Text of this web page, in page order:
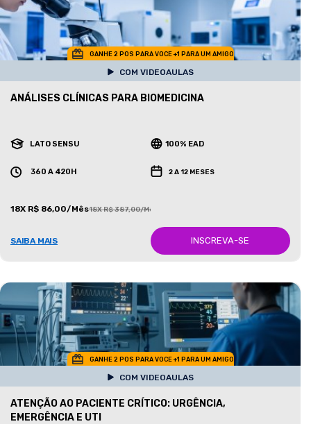
GANHE 2 POS PARA VOCE +1 PARA UM AMIGO
COM VIDEOAULAS
ANÁLISES CLÍNICAS PARA BIOMEDICINA
LATO SENSU 100% EAD
360 A 420H 2 A 12 MESES
18X R$ 86,00/Mês18X R$ 387,00/Mês
SAIBA MAIS INSCREVA-SE
GANHE 2 POS PARA VOCE +1 PARA UM AMIGO
COM VIDEOAULAS
ATENÇÃO AO PACIENTE CRÍTICO: URGÊNCIA,
EMERGÊNCIA E UTI